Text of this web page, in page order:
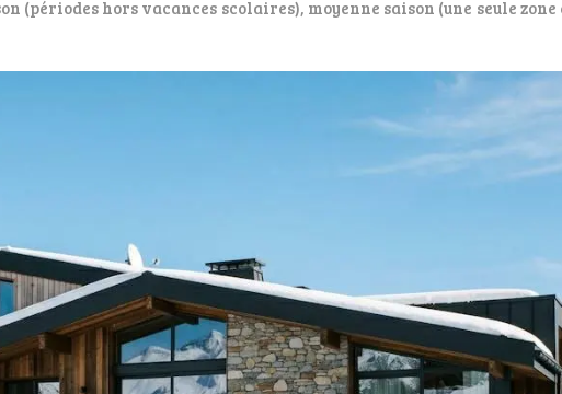
(périodes hors vacances scolaires), moyenne saison (une seule zone